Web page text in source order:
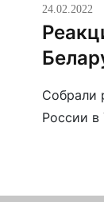
24.02.2022
Собрали
России в